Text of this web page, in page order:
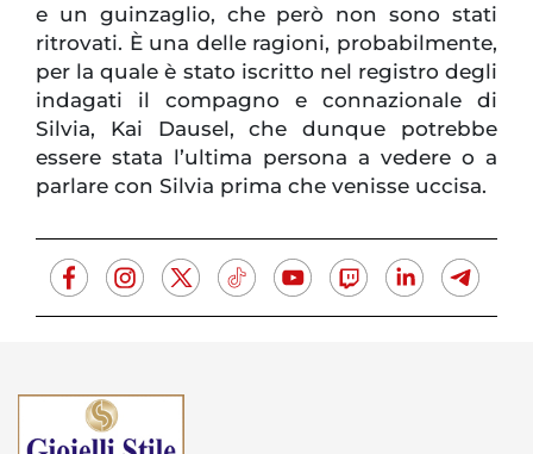
e un guinzaglio, che però non sono stati
ritrovati. È una delle ragioni, probabilmente,
per la quale è stato iscritto nel registro degli
indagati il compagno e connazionale di
Silvia, Kai Dausel, che dunque potrebbe
essere stata l’ultima persona a vedere o a
parlare con Silvia prima che venisse uccisa.